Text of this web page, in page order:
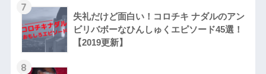
7
失礼だけど面白い！コロチキ ナダルのアン
ビリバボーなひんしゅくエピソード45選！
【2019更新】
8